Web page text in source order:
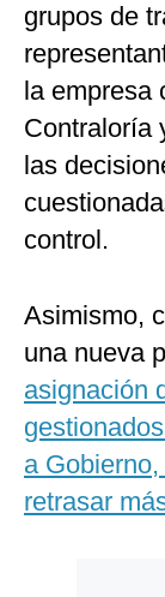
grupos de
la empresa
Contraloría
las
control.
Asimismo,
una nueva
asignación
a
retrasar